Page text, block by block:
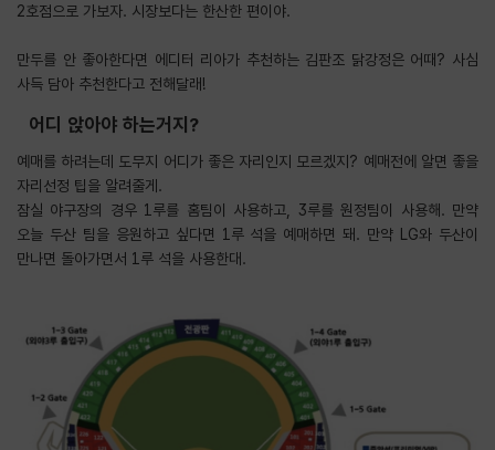
2호점으로 가보자. 시장보다는 한산한 편이야.
만두를 안 좋아한다면 에디터 리아가 추천하는 김판조 닭강정은 어때? 사심
사득 담아 추천한다고 전해달래!
어디 앉아야 하는거지?
예매를 하려는데 도무지 어디가 좋은 자리인지 모르겠지? 예매전에 알면 좋을
자리선정 팁을 알려줄게.
잠실 야구장의 경우 1루를 홈팀이 사용하고, 3루를 원정팀이 사용해. 만약
오늘 두산 팀을 응원하고 싶다면 1루 석을 예매하면 돼. 만약 LG와 두산이
만나면 돌아가면서 1루 석을 사용한대.